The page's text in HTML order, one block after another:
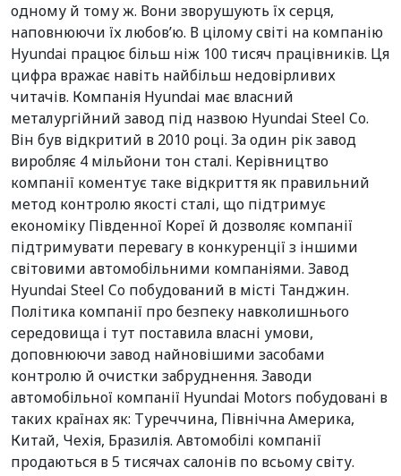
одному й тому ж. Вони зворушують їх серця,
наповнюючи їх любов’ю. В цілому світі на компанію
Hyundai працює більш ніж 100 тисяч працівників. Ця
цифра вражає навіть найбільш недовірливих
читачів. Компанія Hyundai має власний
металургійний завод під назвою Hyundai Steel Co.
Він був відкритий в 2010 році. За один рік завод
виробляє 4 мільйони тон сталі. Керівництво
компанії коментує таке відкриття як правильний
метод контролю якості сталі, що підтримує
економіку Південної Кореї й дозволяє компанії
підтримувати перевагу в конкуренції з іншими
світовими автомобільними компаніями. Завод
Hyundai Steel Co побудований в місті Танджин.
Політика компанії про безпеку навколишнього
середовища і тут поставила власні умови,
доповнюючи завод найновішими засобами
контролю й очистки забруднення. Заводи
автомобільної компанії Hyundai Motors побудовані в
таких країнах як: Туреччина, Північна Америка,
Китай, Чехія, Бразилія. Автомобілі компанії
продаються в 5 тисячах салонів по всьому світу.